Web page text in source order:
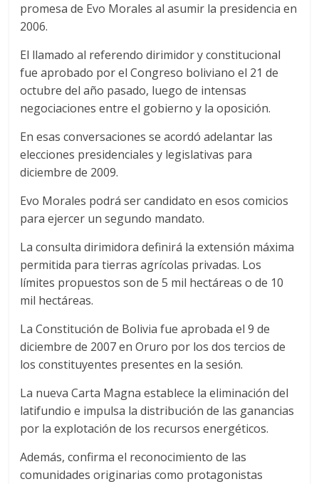
promesa de Evo Morales al asumir la presidencia en
2006.
El llamado al referendo dirimidor y constitucional
fue aprobado por el Congreso boliviano el 21 de
octubre del año pasado, luego de intensas
negociaciones entre el gobierno y la oposición.
En esas conversaciones se acordó adelantar las
elecciones presidenciales y legislativas para
diciembre de 2009.
Evo Morales podrá ser candidato en esos comicios
para ejercer un segundo mandato.
La consulta dirimidora definirá la extensión máxima
permitida para tierras agrícolas privadas. Los
límites propuestos son de 5 mil hectáreas o de 10
mil hectáreas.
La Constitución de Bolivia fue aprobada el 9 de
diciembre de 2007 en Oruro por los dos tercios de
los constituyentes presentes en la sesión.
La nueva Carta Magna establece la eliminación del
latifundio e impulsa la distribución de las ganancias
por la explotación de los recursos energéticos.
Además, confirma el reconocimiento de las
comunidades originarias como protagonistas